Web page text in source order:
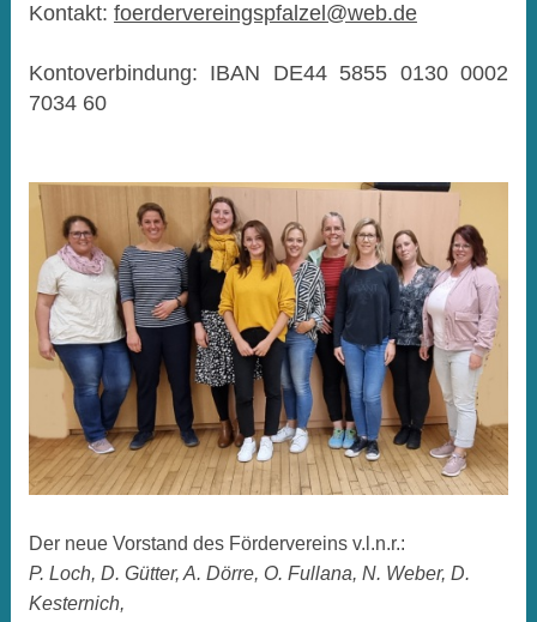
Kontakt: foerdervereingspfalzel@web.de
Kontoverbindung: IBAN DE44 5855 0130 0002
7034 60
Der neue Vorstand des Fördervereins v.l.n.r.:
P. Loch, D. Gütter, A. Dörre, O. Fullana, N. Weber, D.
Kesternich,